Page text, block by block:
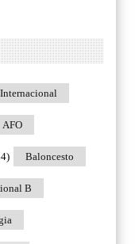
AFO
Baloncesto
B